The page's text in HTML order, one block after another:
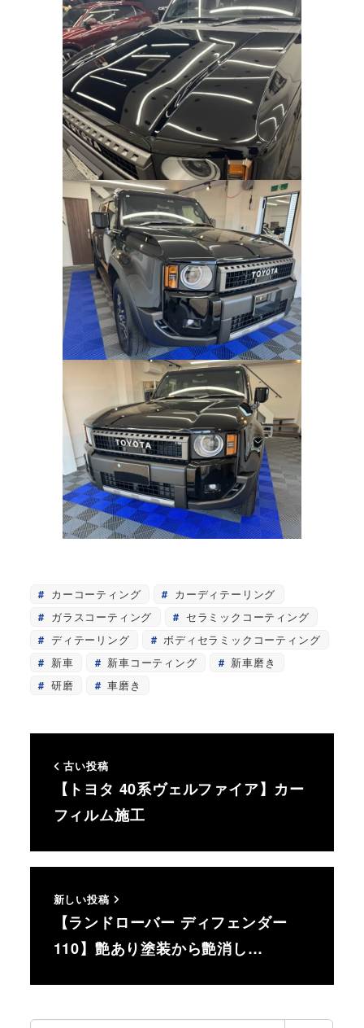
カーコーティング
カーディテーリング
ガラスコーティング
セラミックコーティング
ディテーリング
ボディセラミックコーティング
新車
新車コーティング
新車磨き
研磨
車磨き
古い投稿
【トヨタ 40系ヴェルファイア】カー
フィルム施工
新しい投稿
【ランドローバー ディフェンダー
110】艶あり塗装から艶消し…